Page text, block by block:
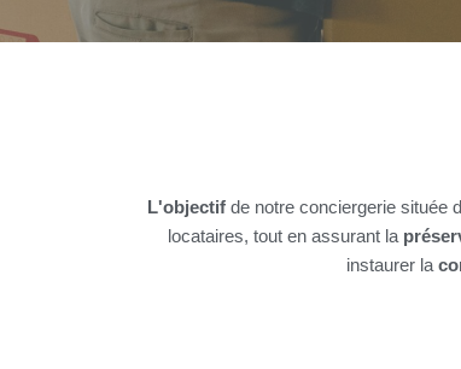
L'objectifde notre conciergerie située
locataires, tout en assurant la
instaurer la